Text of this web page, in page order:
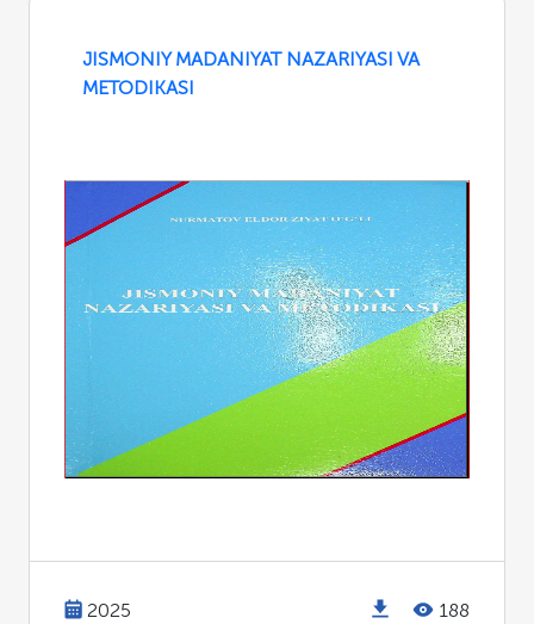
JISMONIY MADANIYAT NAZARIYASI VA
METODIKASI
2025 188